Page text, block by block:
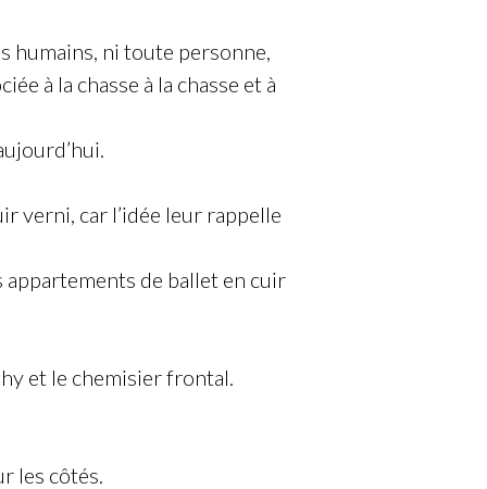
humains, ni toute personne,
à la chasse à la chasse et à
verni, car l’idée leur rappelle
de ballet en cuir
et le chemisier frontal.
les côtés.